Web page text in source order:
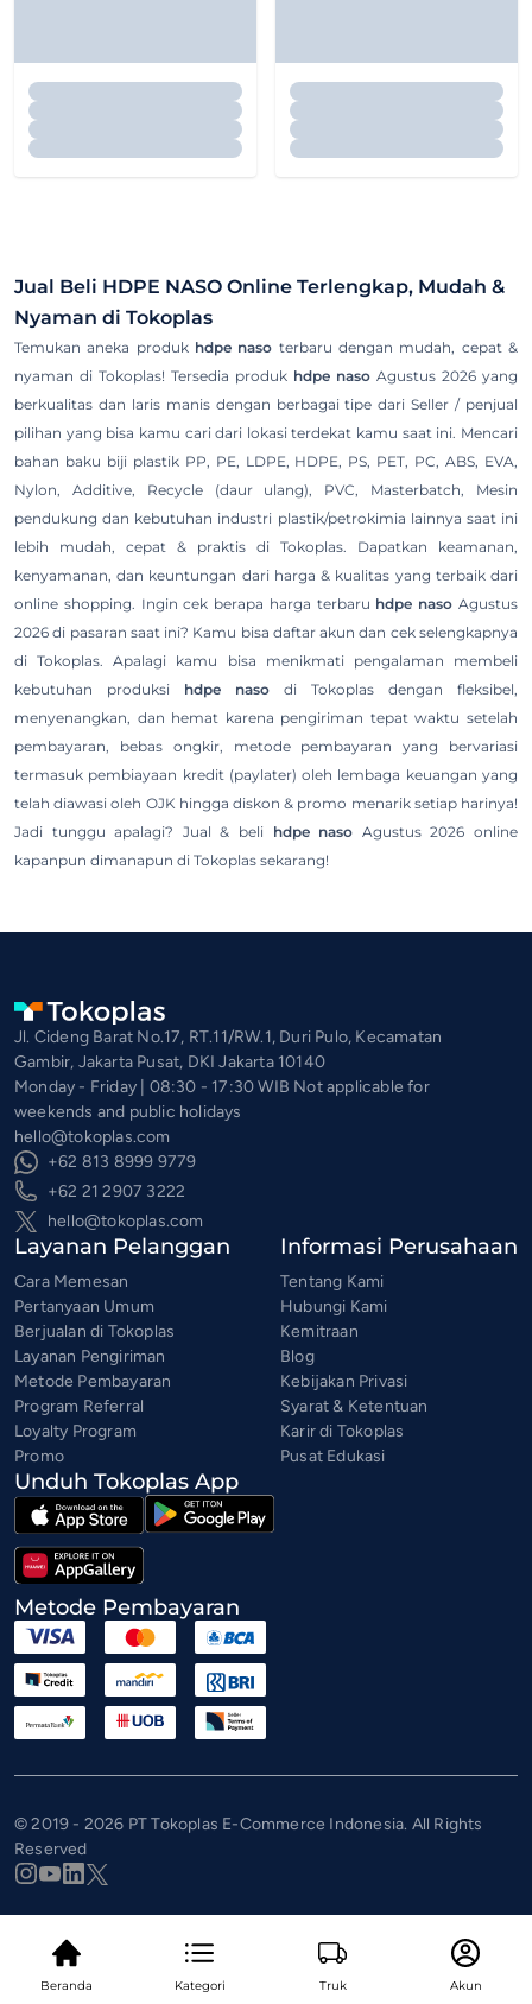
Beranda Kategori Truk Akun
Jual Beli HDPE NASO Online Terlengkap, Mudah &
Nyaman di Tokoplas
Temukan aneka produk hdpe naso terbaru dengan mudah, cepat &
nyaman di Tokoplas! Tersedia produk hdpe naso Agustus 2026 yang
berkualitas dan laris manis dengan berbagai tipe dari Seller / penjual
pilihan yang bisa kamu cari dari lokasi terdekat kamu saat ini. Mencari
bahan baku biji plastik PP, PE, LDPE, HDPE, PS, PET, PC, ABS, EVA,
Nylon, Additive, Recycle (daur ulang), PVC, Masterbatch, Mesin
pendukung dan kebutuhan industri plastik/petrokimia lainnya saat ini
lebih mudah, cepat & praktis di Tokoplas. Dapatkan keamanan,
kenyamanan, dan keuntungan dari harga & kualitas yang terbaik dari
online shopping. Ingin cek berapa harga terbaru hdpe naso Agustus
2026 di pasaran saat ini? Kamu bisa daftar akun dan cek selengkapnya
di Tokoplas. Apalagi kamu bisa menikmati pengalaman membeli
kebutuhan produksi hdpe naso di Tokoplas dengan fleksibel,
menyenangkan, dan hemat karena pengiriman tepat waktu setelah
pembayaran, bebas ongkir, metode pembayaran yang bervariasi
termasuk pembiayaan kredit (paylater) oleh lembaga keuangan yang
telah diawasi oleh OJK hingga diskon & promo menarik setiap harinya!
Jadi tunggu apalagi? Jual & beli hdpe naso Agustus 2026 online
kapanpun dimanapun di Tokoplas sekarang!
Jl. Cideng Barat No.17, RT.11/RW.1, Duri Pulo, Kecamatan
Gambir, Jakarta Pusat, DKI Jakarta 10140
Monday - Friday | 08:30 - 17:30 WIB Not applicable for
weekends and public holidays
hello@tokoplas.com
+62 813 8999 9779
+62 21 2907 3222
hello@tokoplas.com
Layanan Pelanggan
Cara Memesan
Pertanyaan Umum
Berjualan di Tokoplas
Layanan Pengiriman
Metode Pembayaran
Program Referral
Loyalty Program
Promo
Informasi Perusahaan
Tentang Kami
Hubungi Kami
Kemitraan
Blog
Kebijakan Privasi
Syarat & Ketentuan
Karir di Tokoplas
Pusat Edukasi
Unduh Tokoplas App
Metode Pembayaran
© 2019 - 2026 PT Tokoplas E-Commerce Indonesia. All Rights
Reserved